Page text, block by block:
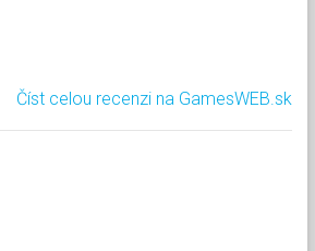
Číst celou recenzi na GamesWEB.sk